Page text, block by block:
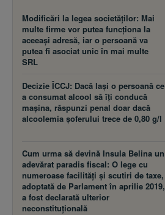
Modificări la legea societăţilor: Mai
multe firme vor putea funcţiona la
aceeaşi adresă, iar o persoană va
putea fi asociat unic în mai multe
SRL
Decizie ÎCCJ: Dacă laşi o persoană ce
a consumat alcool să îţi conducă
maşina, răspunzi penal doar dacă
alcoolemia şoferului trece de 0,80 g/l
Cum urma să devină Insula Belina un
adevărat paradis fiscal: O lege cu
numeroase facilităţi şi scutiri de taxe,
adoptată de Parlament în aprilie 2019,
a fost declarată ulterior
neconstituţională